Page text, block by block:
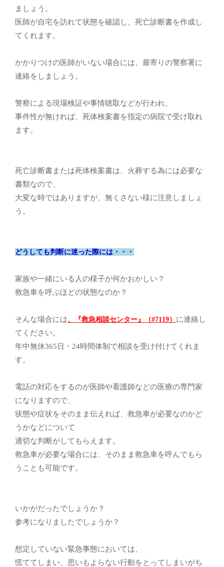
ましょう。
医師が自宅を訪れて状態を確認し、死亡診断書を作成し
てくれます。
かかりつけの医師がいない場合には、最寄りの警察署に
連絡をしましょう。
警察による現場検証や事情聴取などが行われ、
事件性が無ければ、死体検案書を指定の病院で受け取れ
ます。
死亡診断書または死体検案書は、火葬する為には必要な
書類なので、
大変な時ではありますが、無くさない様に注意しましょ
う。
どうしても判断に迷った際には・・・
家族や一緒にいる人の様子が何かおかしい？
救急車を呼ぶほどの状態なのか？
そんな場合には、『救急相談センター』（#7119） に連絡し
てください。
年中無休365日・24時間体制で相談を受け付けてくれま
す。
電話の対応をするのが医師や看護師などの医療の専門家
になりますので、
状態や症状をそのまま伝えれば、救急車が必要なのかど
うかなどについて
適切な判断がしてもらえます。
救急車が必要な場合には、そのまま救急車を呼んでもら
うことも可能です。
いかがだったでしょうか？
参考になりましたでしょうか？
想定していない緊急事態においては、
慌ててしまい、思いもよらない行動をとってしまいがち